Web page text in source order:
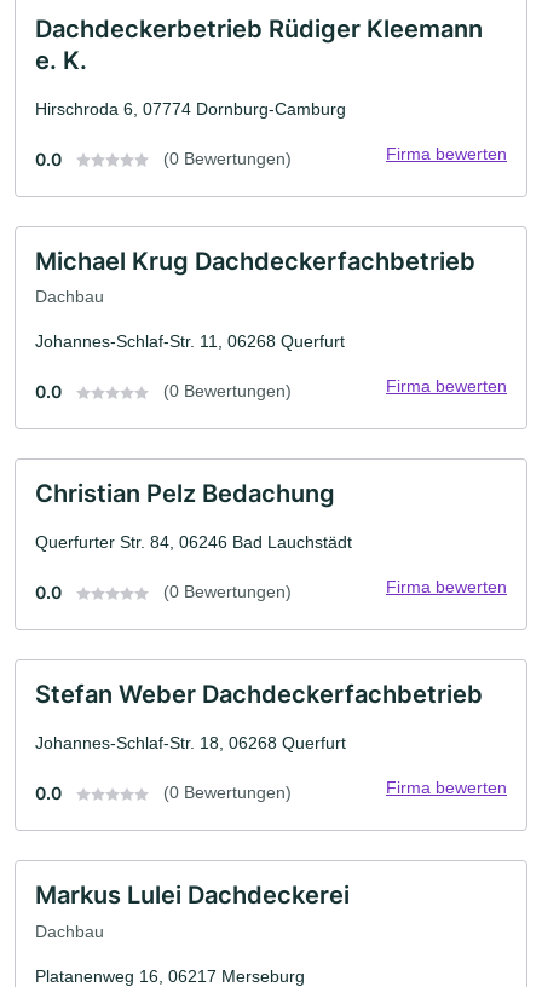
Dachdeckerbetrieb Rüdiger Kleemann
e. K.
Hirschroda 6, 07774 Dornburg-Camburg
0.0 (0 Bewertungen) Firma bewerten
Michael Krug Dachdeckerfachbetrieb
Dachbau
Johannes-Schlaf-Str. 11, 06268 Querfurt
0.0 (0 Bewertungen) Firma bewerten
Christian Pelz Bedachung
Querfurter Str. 84, 06246 Bad Lauchstädt
0.0 (0 Bewertungen) Firma bewerten
Stefan Weber Dachdeckerfachbetrieb
Johannes-Schlaf-Str. 18, 06268 Querfurt
0.0 (0 Bewertungen) Firma bewerten
Markus Lulei Dachdeckerei
Dachbau
Platanenweg 16, 06217 Merseburg